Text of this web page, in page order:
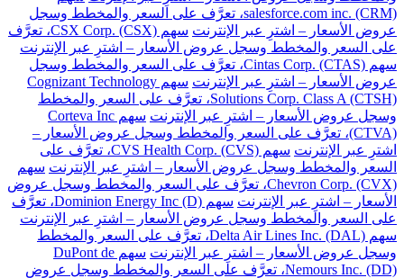
salesforce.com inc. (CRM)، تعرَّف على السعر والمخطط وسجل
عروض الأسعار – اشترِ عبر الإنترنت
سهم CSX Corp. (CSX)، تعرَّف
على السعر والمخطط وسجل عروض الأسعار – اشترِ عبر الإنترنت
سهم Cintas Corp. (CTAS)، تعرَّف على السعر والمخطط وسجل
عروض الأسعار – اشترِ عبر الإنترنت
سهم Cognizant Technology
Solutions Corp. Class A (CTSH)، تعرَّف على السعر والمخطط
وسجل عروض الأسعار – اشترِ عبر الإنترنت
سهم Corteva Inc
(CTVA)، تعرَّف على السعر والمخطط وسجل عروض الأسعار –
اشترِ عبر الإنترنت
سهم CVS Health Corp. (CVS)، تعرَّف على
السعر والمخطط وسجل عروض الأسعار – اشترِ عبر الإنترنت سهم
Chevron Corp. (CVX)، تعرَّف على السعر والمخطط وسجل عروض
الأسعار – اشترِ عبر الإنترنت
سهم Dominion Energy Inc (D)، تعرَّف
على السعر والمخطط وسجل عروض الأسعار – اشترِ عبر الإنترنت
سهم Delta Air Lines Inc. (DAL)، تعرَّف على السعر والمخطط
وسجل عروض الأسعار – اشترِ عبر الإنترنت
سهم DuPont de
Nemours Inc. (DD)، تعرَّف على السعر والمخطط وسجل عروض